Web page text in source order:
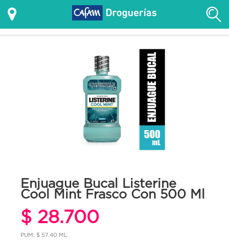
Enjuague Bucal Listerine
Cool Mint Frasco Con 500 Ml
$ 28.700
PUM: $ 57.40 ML